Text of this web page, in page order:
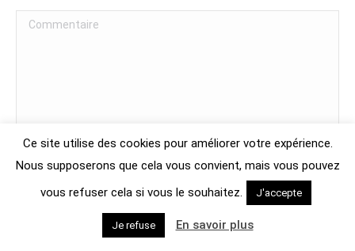
Commentaire
Ce site utilise des cookies pour améliorer votre expérience.
Nous supposerons que cela vous convient, mais vous pouvez
vous refuser cela si vous le souhaitez.
J'accepte
Je refuse En savoir plus